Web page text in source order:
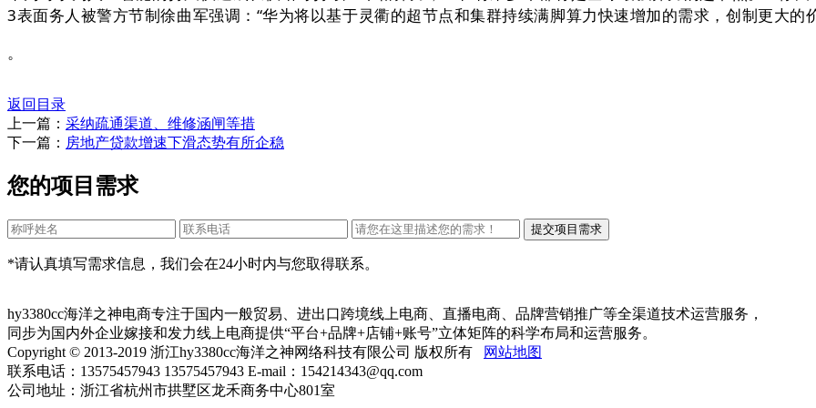
3表面务人被警方节制徐曲军强调：“华为将以基于灵衢的超节点和集群持续满脚算力快速增加的需求，创制更大的
。
返回目录
上一篇： 采纳疏通渠道、维修涵闸等措
下一篇： 房地产贷款增速下滑态势有所企稳
您的项目需求
*请认真填写需求信息，我们会在24小时内与您取得联系。
hy3380cc海洋之神电商专注于国内一般贸易、进出口跨境线上电商、直播电商、品牌营销推广等全渠道技术运营服务，
同步为国内外企业嫁接和发力线上电商提供“平台+品牌+店铺+账号”立体矩阵的科学布局和运营服务。
Copyright © 2013-2019 浙江hy3380cc海洋之神网络科技有限公司 版权所有
网站地图
联系电话：13575457943 13575457943 E-mail：154214343@qq.com
公司地址：浙江省杭州市拱墅区龙禾商务中心801室